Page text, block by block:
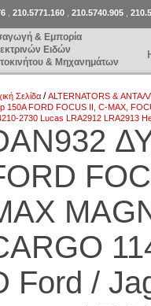
& Εμπορία
Ειδών
& Μηχανημάτων
210.5771.160 210.5740.905
Σελίδα /ALTERNATORS &
150A FORD FOCUS II, C-MAX,
2730 Lucas LRA2912 LRA2913
Ford /